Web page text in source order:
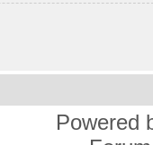
Powered